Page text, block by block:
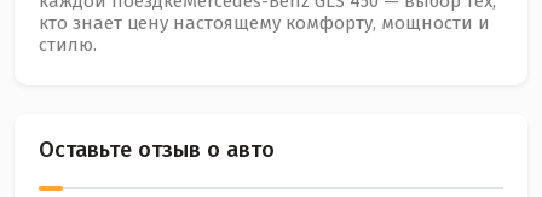
кто знает цену настоящему комфорту, мощности и
стилю.
Оставьте отзыв о авто